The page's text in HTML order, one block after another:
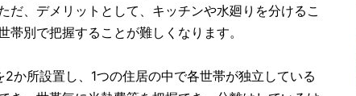
だ、デメリットとして、キッチンや水廻りを分けるこ
帯別で把握することが難しくなります。
か所設置し、1つの住居の中で各世帯が独立している